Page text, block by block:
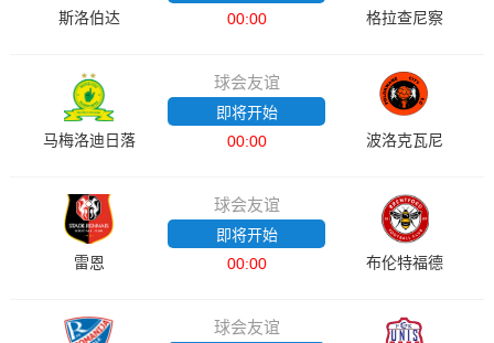
斯洛伯达
00:00
格拉查尼察
马梅洛迪日落
球会友谊
即将开始
00:00
波洛克瓦尼
雷恩
球会友谊
即将开始
00:00
布伦特福德
球会友谊